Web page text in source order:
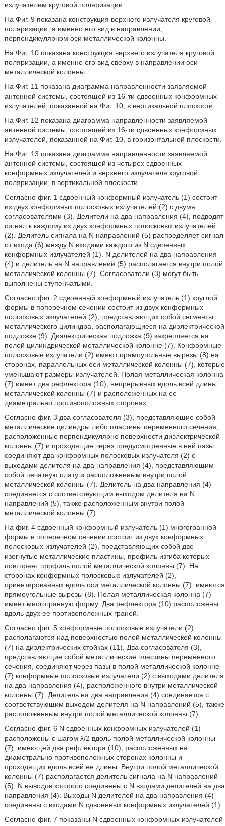
излучателем круговой поляризации.
На Фиг. 9 показана конструкция верхнего излучателя круговой
поляризации, а именно его вид в направлении,
перпендикулярном оси металлической колонны.
На Фиг. 10 показана конструкция верхнего излучателя круговой
поляризации, а именно его вид сверху в направлении оси
металлической колонны.
На Фиг. 11 показана диаграмма направленности заявляемой
антенной системы, состоящей из 16-ти сдвоенных конформных
излучателей, показанной на Фиг. 10, в вертикальной плоскости.
На Фиг. 12 показана диаграмма направленности заявляемой
антенной системы, состоящей из 16-ти сдвоенных конформных
излучателей, показанной на Фиг. 10, в горизонтальной плоскости.
На Фиг. 13 показана диаграмма направленности заявляемой
антенной системы, состоящей из четырех сдвоенных
конформных излучателей и верхнего излучателя круговой
поляризации, в вертикальной плоскости.
Согласно фиг. 1 сдвоенный конформный излучатель (1) состоит
из двух конформных полосковых излучателей (2) с двумя
согласователями (3). Делители на два направления (4), подводят
сигнал к каждому из двух конформных полосковых излучателей
(2). Делитель сигнала на N направлений (5) распределяет сигнал
от входа (6) между N входами каждого из N сдвоенных
конформных излучателей (1). N делителей на два направления
(4) и делитель на N направлений (5) располагается внутри полой
металлической колонны (7). Согласователи (3) могут быть
выполнены ступенчатыми.
Согласно фиг. 2 сдвоенный конформный излучатель (1) круглой
формы в поперечном сечении состоит из двух конформных
полосковых излучателей (2), представляющих собой сегменты
металлического цилиндра, располагающиеся на диэлектрической
подложке (9). Диэлектрическая подложка (9) закрепляется на
полой цилиндрической металлической колонне (7). Конформные
полосковые излучатели (2) имеют прямоугольные вырезы (8) на
сторонах, параллельных оси металлической колонны (7), которые
уменьшают размеры излучателей. Полая металлическая колонна
(7) имеет два рефлектора (10), непрерывных вдоль всей длины
металлической колонны (7) и расположенных на ее
диаметрально противоположных сторонах.
Согласно фиг. 3 два согласователя (3), представляющие собой
металлические цилиндры либо пластины переменного сечения,
расположенные перпендикулярно поверхности диэлектрической
колонны (7) и проходящие через предусмотренные в ней пазы,
соединяют два конформных полосковых излучателя (2) с
выходами делителя на два направления (4), представляющим
собой печатную плату и расположенным внутри полой
металлической колонны (7). Делитель на два направления (4)
соединяется с соответствующим выходом делителя на N
направлений (5), также расположенным внутри полой
металлической колонны (7).
На фиг. 4 сдвоенный конформный излучатель (1) многогранной
формы в поперечном сечении состоит из двух конформных
полосковых излучателей (2), представляющих собой две
изогнутые металлические пластины, профиль изгиба которых
повторяет профиль полой металлической колонны (7). На
сторонах конформных полосковых излучателей (2),
ориентированных вдоль оси металлической колонны (7), имеются
прямоугольные вырезы (8). Полая металлическая колонна (7)
имеет многогранную форму. Два рефлектора (10) расположены
вдоль двух ее противоположных граней.
Согласно фиг. 5 конформные полосковые излучатели (2)
располагаются над поверхностью полой металлической колонны
(7) на диэлектрических стойках (11). Два согласователя (3),
представляющие собой металлические пластины переменного
сечения, соединяют через пазы в полой металлической колонне
(7) конформные полосковые излучатели (2) с выходами делителя
на два направления (4), расположенного внутри металлической
колонны (7). Делитель на два направления (4) соединяется с
соответствующим выходом делителя на N направлений (5), также
расположенным внутри полой металлической колонны (7).
Согласно фиг. 6 N сдвоенных конформных излучателей (1)
расположены с шагом λ/2 вдоль полой металлической колонны
(7), имеющей два рефлектора (10), расположенных на
диаметрально противоположных сторонах колонны и
проходящих вдоль всей ее длины. Внутри полой металлической
колонны (7) располагается делитель сигнала на N направлений
(5), N выводов которого соединены с N входами делителей на два
направления (4). Выходы N делителей на два направления (4)
соединены с входами N сдвоенных конформных излучателей (1).
Согласно фиг. 7 показаны N сдвоенных конформных излучателей